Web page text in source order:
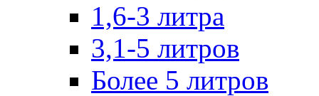
1,6-3 литра
3,1-5 литров
Более 5 литров